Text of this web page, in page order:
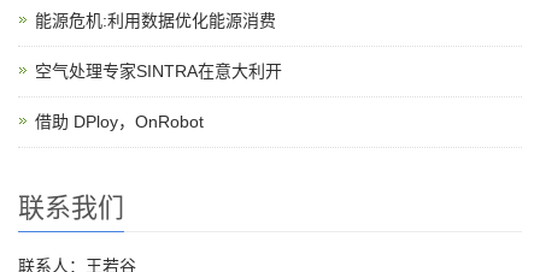
能源危机:利用数据优化能源消费
空气处理专家SINTRA在意大利开
借助 DPloy，OnRobot
联系我们
联系人：王若谷